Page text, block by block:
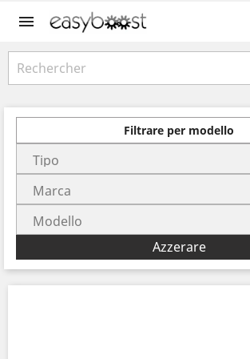

Filtrare per modello
Azzerare